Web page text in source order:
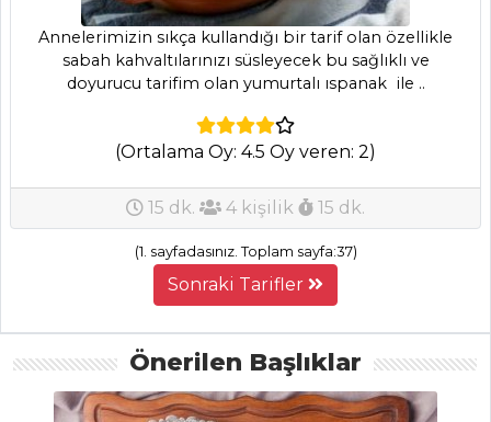
Siyah Pirinç
Salatası Tarifi, Nasıl
Yapılır?
Rokfor Peynirli
Mandalinalı ve
Zeytinyağlı Yer
Elması Tarifi, Nasıl
Salatalar Tüm
Tarifleri
Annelerimizin sıkça kullandığı bir tarif olan özellikle
sabah kahvaltılarınızı süsleyecek bu sağlıklı ve
doyurucu tarifim olan yumurtalı ıspanak ile ..
(Ortalama Oy: 4.5 Oy veren: 2)
15 dk. 4 kişilik 15 dk.
(1. sayfadasınız. Toplam sayfa:37)
Sonraki Tarifler
Önerilen Başlıklar